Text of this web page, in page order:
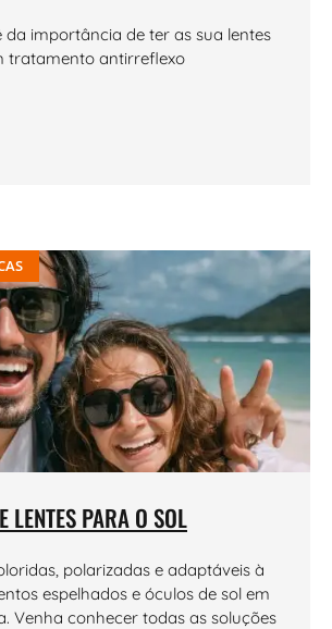
da importância de ter as sua lentes
tratamento antirreflexo
LENTES PARA O SOL
polarizadas e adaptáveis à
espelhados e óculos de sol em
Venha conhecer todas as soluções